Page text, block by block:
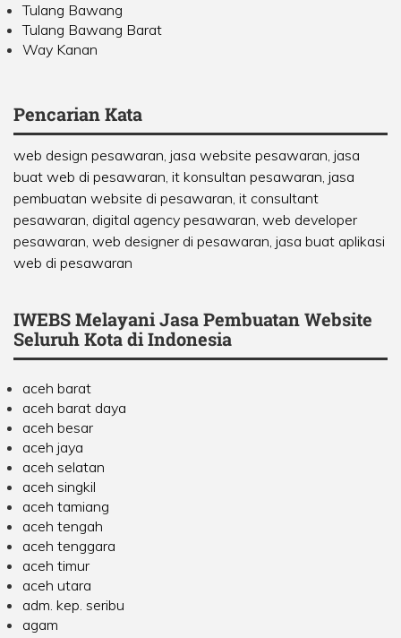
Tulang Bawang
Tulang Bawang Barat
Way Kanan
Pencarian Kata
web design pesawaran, jasa website pesawaran, jasa
buat web di pesawaran, it konsultan pesawaran, jasa
pembuatan website di pesawaran, it consultant
pesawaran, digital agency pesawaran, web developer
pesawaran, web designer di pesawaran, jasa buat aplikasi
web di pesawaran
IWEBS Melayani Jasa Pembuatan Website
Seluruh Kota di Indonesia
aceh barat
aceh barat daya
aceh besar
aceh jaya
aceh selatan
aceh singkil
aceh tamiang
aceh tengah
aceh tenggara
aceh timur
aceh utara
adm. kep. seribu
agam